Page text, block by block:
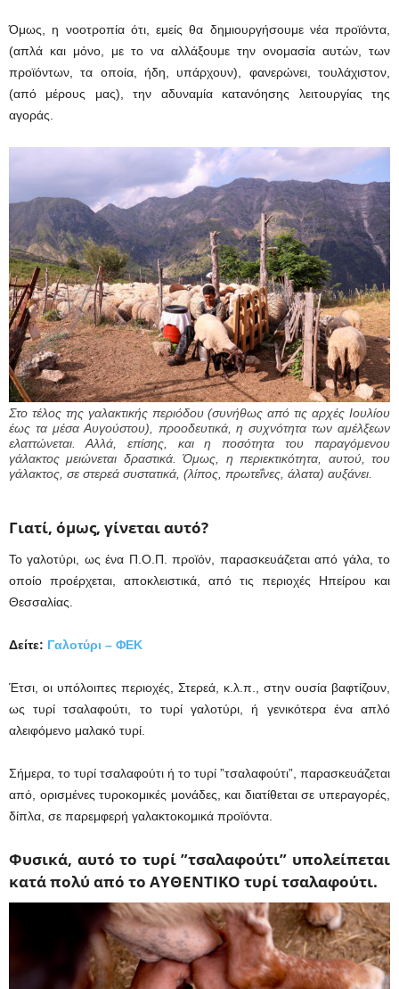
Όμως, η νοοτροπία ότι, εμείς θα δημιουργήσουμε νέα προϊόντα,
(απλά και μόνο, με το να αλλάξουμε την ονομασία αυτών, των
προϊόντων, τα οποία, ήδη, υπάρχουν), φανερώνει, τουλάχιστον,
(από μέρους μας), την αδυναμία κατανόησης λειτουργίας της
αγοράς.
Στο τέλος της γαλακτικής περιόδου (συνήθως από τις αρχές Ιουλίου
έως τα μέσα Αυγούστου), προοδευτικά, η συχνότητα των αμέλξεων
ελαττώνεται. Αλλά, επίσης, και η ποσότητα του παραγόμενου
γάλακτος μειώνεται δραστικά. Όμως, η περιεκτικότητα, αυτού, του
γάλακτος, σε στερεά συστατικά, (λίπος, πρωτεΐνες, άλατα) αυξάνει.
Γιατί, όμως, γίνεται αυτό?
Το γαλοτύρι, ως ένα Π.Ο.Π. προϊόν, παρασκευάζεται από γάλα, το
οποίο προέρχεται, αποκλειστικά, από τις περιοχές Ηπείρου και
Θεσσαλίας.
Δείτε: Γαλοτύρι – ΦΕΚ
Έτσι, οι υπόλοιπες περιοχές, Στερεά, κ.λ.π., στην ουσία βαφτίζουν,
ως τυρί τσαλαφούτι, το τυρί γαλοτύρι, ή γενικότερα ένα απλό
αλειφόμενο μαλακό τυρί.
Σήμερα, το τυρί τσαλαφούτι ή το τυρί ”τσαλαφούτι”, παρασκευάζεται
από, ορισμένες τυροκομικές μονάδες, και διατίθεται σε υπεραγορές,
δίπλα, σε παρεμφερή γαλακτοκομικά προϊόντα.
Φυσικά, αυτό το τυρί ”τσαλαφούτι” υπολείπεται
κατά πολύ από το ΑΥΘΕΝΤΙΚΟ τυρί τσαλαφούτι.